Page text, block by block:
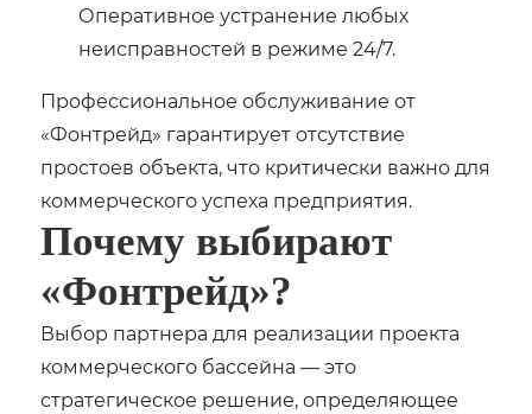
Оперативное устранение любых
неисправностей в режиме 24/7.
Профессиональное обслуживание от
«Фонтрейд» гарантирует отсутствие
простоев объекта‚ что критически важно для
коммерческого успеха предприятия.
Почему выбирают
«Фонтрейд»?
Выбор партнера для реализации проекта
коммерческого бассейна — это
стратегическое решение‚ определяющее